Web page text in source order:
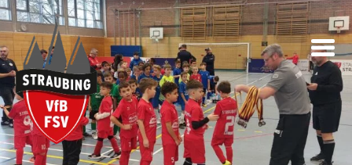
Skip
to
content